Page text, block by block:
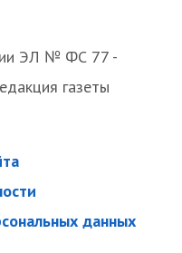
ЭЛ № ФС 77 -
газеты
данных